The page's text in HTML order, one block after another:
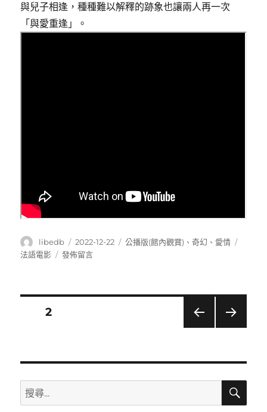
與兒子相逢，種種難以解釋的跡象也讓兩人再一次
「與愛重逢」。
作
者
libedb
發
佈
2022-12-22
分
公播版(館內觀賞) 、奇幻 、 愛情
法語電影
在
love)〉
發佈留言
導
覽
頁次2
搜
尋
搜